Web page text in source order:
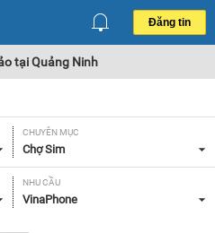
Đăng tin
tại Quảng Ninh
CHUYÊN MỤC
Chợ Sim
NHU CẦU
VinaPhone